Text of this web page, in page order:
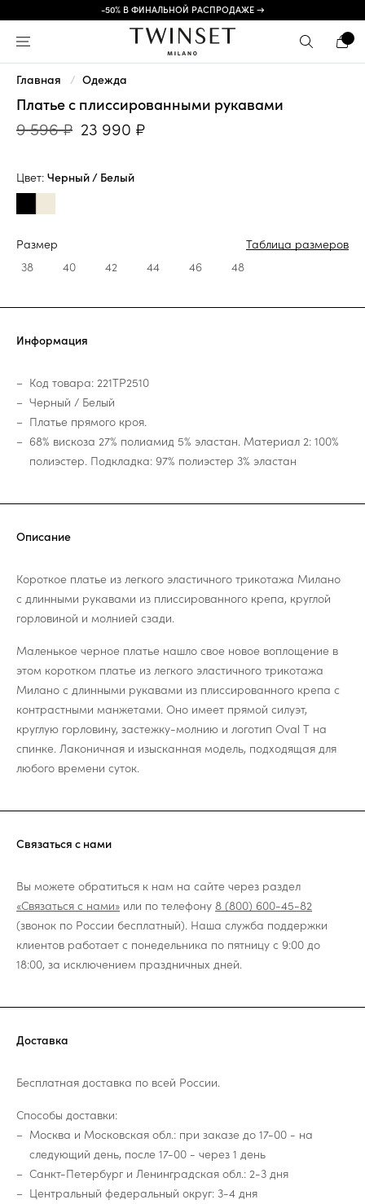
-50% В ФИНАЛЬНОЙ РАСПРОДАЖЕ →
Главная Одежда
Платье с плиссированными рукавами
9 596 ₽ 23 990 ₽
Цвет: Черный / Белый
Размер
Таблица размеров
38
40 42 44 46 48
Информация
Код товара: 221TP2510
Черный / Белый
Платье прямого кроя.
68% вискоза 27% полиамид 5% эластан. Материал 2: 100%
полиэстер. Подкладка: 97% полиэстер 3% эластан
Описание
Короткое платье из легкого эластичного трикотажа Милано
с длинными рукавами из плиссированного крепа, круглой
горловиной и молнией сзади.
Маленькое черное платье нашло свое новое воплощение в
этом коротком платье из легкого эластичного трикотажа
Милано с длинными рукавами из плиссированного крепа с
контрастными манжетами. Оно имеет прямой силуэт,
круглую горловину, застежку-молнию и логотип Oval T на
спинке. Лаконичная и изысканная модель, подходящая для
любого времени суток.
Связаться с нами
Вы можете обратиться к нам на сайте через раздел
«Связаться с нами» или по телефону 8 (800) 600-45-82
(звонок по России бесплатный). Наша служба поддержки
клиентов работает с понедельника по пятницу с 9:00 до
18:00, за исключением праздничных дней.
Доставка
Бесплатная доставка по всей России.
Способы доставки:
Москва и Московская обл.: при заказе до 17-00 - на
следующий день, после 17-00 - через 1 день
Санкт-Петербург и Ленинградская обл.: 2-3 дня
Центральный федеральный округ: 3-4 дня